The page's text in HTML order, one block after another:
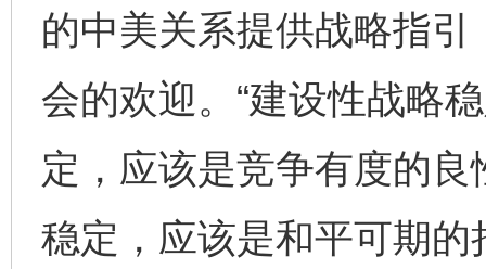
的中美关系提供战略指
会的欢迎。“建设性战略
定，应该是竞争有度的
稳定，应该是和平可期的